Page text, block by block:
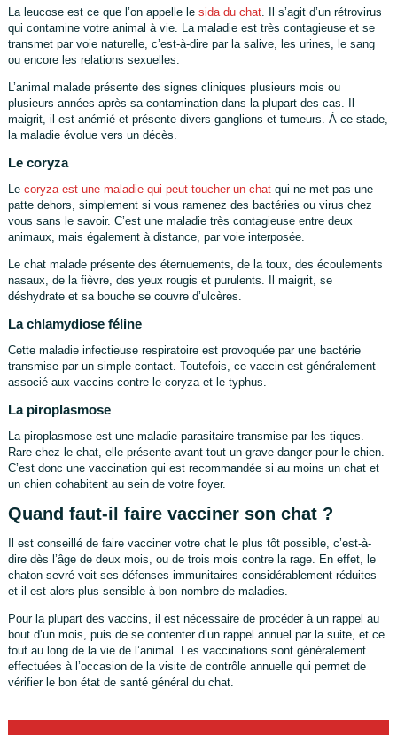
La leucose est ce que l’on appelle le sida du chat. Il s’agit d’un rétrovirus
qui contamine votre animal à vie. La maladie est très contagieuse et se
transmet par voie naturelle, c’est-à-dire par la salive, les urines, le sang
ou encore les relations sexuelles.
L’animal malade présente des signes cliniques plusieurs mois ou
plusieurs années après sa contamination dans la plupart des cas. Il
maigrit, il est anémié et présente divers ganglions et tumeurs. À ce stade,
la maladie évolue vers un décès.
Le coryza
Le coryza est une maladie qui peut toucher un chatqui ne met pas une
patte dehors, simplement si vous ramenez des bactéries ou virus chez
vous sans le savoir. C’est une maladie très contagieuse entre deux
animaux, mais également à distance, par voie interposée.
Le chat malade présente des éternuements, de la toux, des écoulements
nasaux, de la fièvre, des yeux rougis et purulents. Il maigrit, se
déshydrate et sa bouche se couvre d’ulcères.
La chlamydiose féline
Cette maladie infectieuse respiratoire est provoquée par une bactérie
transmise par un simple contact. Toutefois, ce vaccin est généralement
associé aux vaccins contre le coryza et le typhus.
La piroplasmose
La piroplasmose est une maladie parasitaire transmise par les tiques.
Rare chez le chat, elle présente avant tout un grave danger pour le chien.
C’est donc une vaccination qui est recommandée si au moins un chat et
un chien cohabitent au sein de votre foyer.
Quand faut-il faire vacciner son chat ?
Il est conseillé de faire vacciner votre chat le plus tôt possible, c’est-à-
dire dès l’âge de deux mois, ou de trois mois contre la rage. En effet, le
chaton sevré voit ses défenses immunitaires considérablement réduites
et il est alors plus sensible à bon nombre de maladies.
Pour la plupart des vaccins, il est nécessaire de procéder à un rappel au
bout d’un mois, puis de se contenter d’un rappel annuel par la suite, et ce
tout au long de la vie de l’animal. Les vaccinations sont généralement
effectuées à l’occasion de la visite de contrôle annuelle qui permet de
vérifier le bon état de santé général du chat.